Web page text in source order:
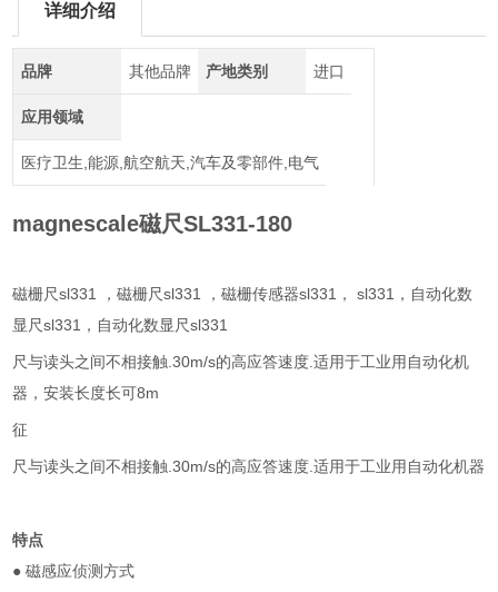
详细介绍
品牌 其他品牌 产地类别 进口
应用领域
医疗卫生,能源,航空航天,汽车及零部件,电气
magnescale磁尺SL331-180
磁栅尺sl331 ，磁栅尺sl331 ，磁栅传感器sl331， sl331，自动化数
显尺sl331，自动化数显尺sl331
尺与读头之间不相接触.30m/s的高应答速度.适用于工业用自动化机
器，安装长度长可8m
征
尺与读头之间不相接触.30m/s的高应答速度.适用于工业用自动化机器
特点
● 磁感应侦测方式